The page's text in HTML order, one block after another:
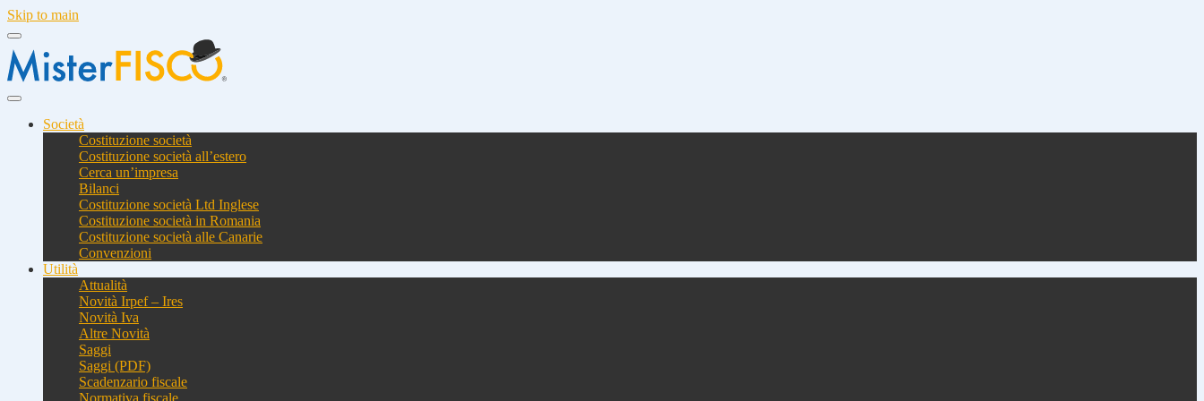
Skip to main
Società
Costituzione società
Costituzione società all’estero
Cerca un’impresa
Bilanci
Costituzione società Ltd Inglese
Costituzione società in Romania
Costituzione società alle Canarie
Convenzioni
Utilità
Attualità
Novità Irpef – Ires
Novità Iva
Altre Novità
Saggi
Saggi (PDF)
Scadenzario fiscale
Normativa fiscale